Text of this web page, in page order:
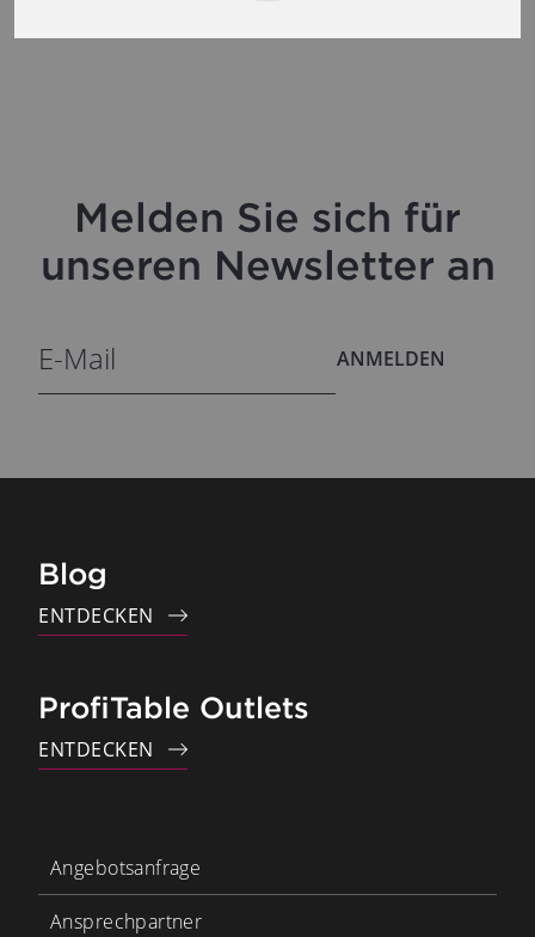
Melden Sie sich für
unseren Newsletter an
ANMELDEN
Blog
ENTDECKEN
ProfiTable Outlets
ENTDECKEN
Angebotsanfrage
Ansprechpartner